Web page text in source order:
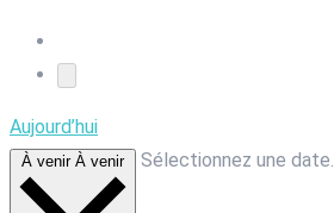
Aujourd’hui
À venir À venir Sélectionnez une date.